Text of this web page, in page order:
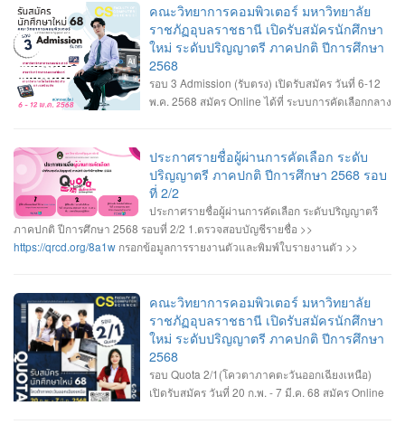
คณะวิทยาการคอมพิวเตอร์ มหาวิทยาลัย
ราชภัฏอุบลราชธานี เปิดรับสมัครนักศึกษา
ใหม่ ระดับปริญญาตรี ภาคปกติ ปีการศึกษา
2568
รอบ 3 Admission (รับตรง) เปิดรับสมัคร วันที่ 6-12
พ.ค. 2568 สมัคร Online ได้ที่ ระบบการคัดเลือกกลาง
ซอฟต์แวร์ • หลักสูตรเทคโนโลยีมีลติมีเดียและแอนิเมชัน • รายละเอียดสาขาวิชา
เกณฑ์คุณสมบัติของสาขาวิชา และรายละเอียดการรับสมัคร ------------------- •
สอบถามข้อมูลเพิ่มเติม งานรับเข้าศึกษา ฯ อาคารเรียนและปฏิบัติการ ชั้น 2 045-
352-000 ต่อ 2143 , 2147 หรือ 2144 #เปิดรับสมัครนักศึกษาใหม่ #ระดับปริญญา
ตรี2568 #Dek68 #UBRU #คณะวิทยาการคอมพิวเตอร์ #มหาวิทยาลัยราชภัฏ
อุบลราชธานี
ประกาศรายชื่อผู้ผ่านการคัดเลือก ระดับ
ปริญญาตรี ภาคปกติ ปีการศึกษา 2568 รอบ
ที่ 2/2
ประกาศรายชื่อผู้ผ่านการคัดเลือก ระดับปริญญาตรี
ภาคปกติ ปีการศึกษา 2568 รอบที่ 2/2 1.ตรวจสอบบัญชีรายชื่อ >>
https://qrcd.org/8a1w กรอกข้อมูลการรายงานตัวและพิมพ์ใบรายงานตัว >>
กรณีสาขาวิชาที่มีรายชื่อสำรอง ถ้าผู้ผ่านการคัดเลือกไม่มารายงานตัวตามเวลาที่
กำหนด ถือว่าสละสิทธิ์ มหาวิทยาลัยจะเรียกสำรองตามบัญชีรายชื่อทันที 3.ผู้ที่มีราย
ชื่อรายงานตัว ลงทะเบียนเข้าใช้งานระบบการคัดเลือกกลางบุคคลเข้าศึกษาใน
สถาบันอุดมศึกษา (TCAS68) เพื่อรอเข้ายื่นยันสิทธิ์เข้าศึกษา
>>https://www.mytcas.com/
4. ผู้รายงานตัวเข้ายืนยันสิทธิ์เข้าศึกษา ในระบบการ
คัดเลือกกลางบุคคลเข้าศึกษาในสถาบันอุดมศึกษา (TCAS68)
คณะวิทยาการคอมพิวเตอร์ มหาวิทยาลัย
ราชภัฏอุบลราชธานี เปิดรับสมัครนักศึกษา
ใหม่ ระดับปริญญาตรี ภาคปกติ ปีการศึกษา
2568
รอบ Quota 2/1(โควตาภาคตะวันออกเฉียงเหนือ)
เปิดรับสมัคร วันที่ 20 ก.พ. - 7 มี.ค. 68 สมัคร Online